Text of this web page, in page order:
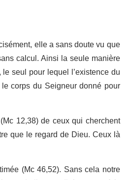
elle a sans doute vu que
calcul. Ainsi la seule manière
seul pour lequel l’existence du
corps du Seigneur donné pour
12,38) de ceux qui cherchent
que le regard de Dieu. Ceux là
(Mc 46,52). Sans cela notre